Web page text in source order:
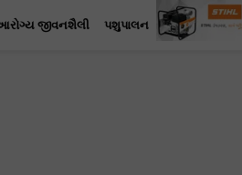
જીવનશૈલી પશુપાલન